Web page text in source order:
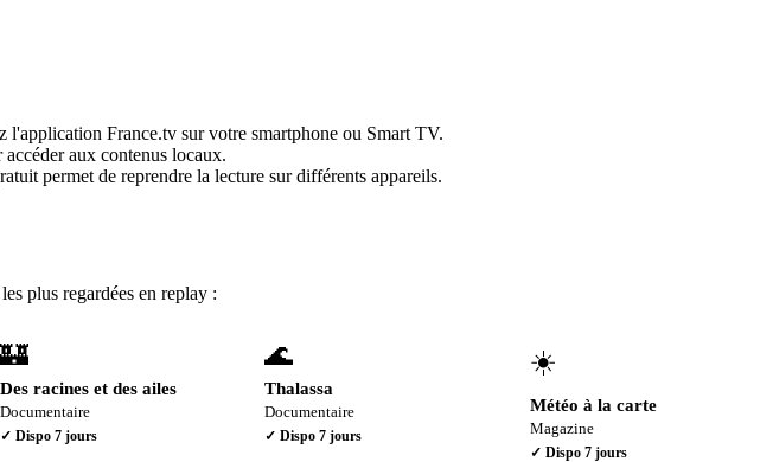
l'application France.tv sur votre smartphone ou Smart TV.
accéder aux contenus locaux.
permet de reprendre la lecture sur différents appareils.
plus regardées en replay :
🏰
Des racines et des ailes
Documentaire
✓ Dispo 7 jours
🌊
Thalassa
Documentaire
✓ Dispo7 jours
☀️
Météo à la carte
Magazine
✓ Dispo 7 jours